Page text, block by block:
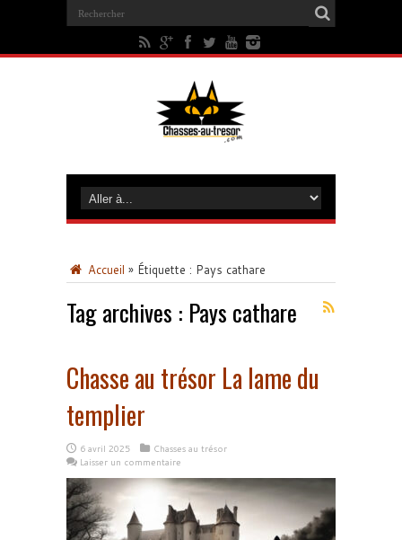
Accueil » Étiquette : Pays cathare
Tag archives : Pays cathare
Chasse au trésor La lame du
templier
6 avril 2025
Chasses au trésor
Laisser un commentaire